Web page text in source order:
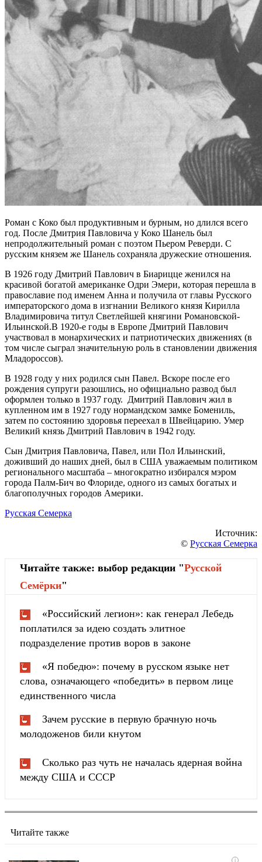
Роман с Коко был продуктивным и бурным, но длился всего
год. После Дмитрия Павловича у Коко Шанель был
непродолжительный роман с поэтом Пьером Реверди. С
русским князем же Шанель сохраняла дружеские отношения.
В 1926 году Дмитрий Павлович в Биарицце женился на
красивой богатой американке Одри Эмери, которая перешла в
православие под именем Анна и получила от главы Русского
императорского дома в изгнании Великого князя Кирилла
Владимировича титул Светлейшей княгини Романовской-
Ильинской.В 1920-е годы в Европе Дмитрий Павлович
участвовал в монархических и патриотических движениях (в
том числе сыграл значительную роль в становлении движения
Младороссов).
В 1928 году у них родился сын Павел. Вскоре после его
рождения супруги разошлись, но официально развод был
оформлен только в 1937 году. Дмитрий Павлович жил в
купленном им в 1927 году нормандском замке Бомениль,
затем по состоянию здоровья переехал в Швейцарию. Умер
Великий князь Дмитрий Павлович в 1942 году.
Сын Дмитрия Павловича, Павел, или Пол Ильинский,
доживший до наших дней, был в США уважаемым политиком
регионального масштаба – многократно избирался мэром
города Палм-Бич во Флориде, одного из самых богатых и
благополучных городов Америки.
Русская Семерка
Источник:
© Русская Семерка
Читайте также: выбор редакции "Русской
Cемёрки"
«Российский легион»: как генерал Лебедь
поплатился за идею создать элитное
подразделение против воров в законе
«Я победю»: почему в русском языке нет
слова, означающего «победить» в первом лице
единственного числа
Зачем русские в первую брачную ночь
молодоженов били кнутом
Сколько раз чуть не началась ядерная война
между США и СССР
Читайте также
i